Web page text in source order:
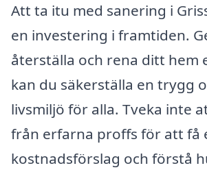
Att ta itu med sanering i
en investering i framtiden.
återställa och rena ditt hem
kan du säkerställa en trygg
livsmiljö för alla. Tveka inte
från erfarna proffs för att få
kostnadsförslag och förstå